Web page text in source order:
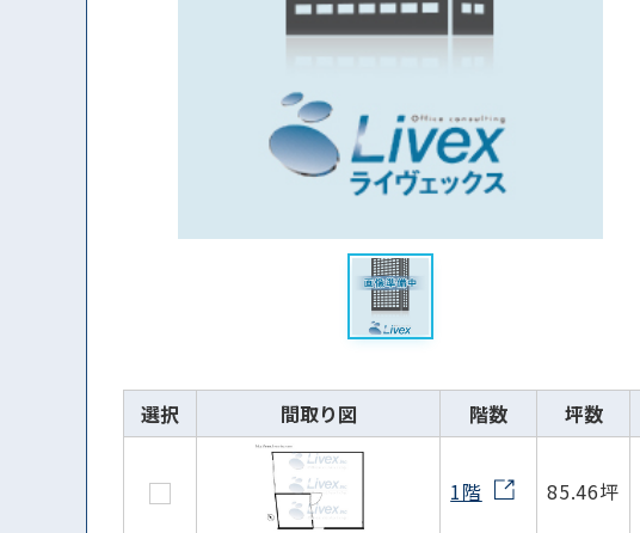
選択 間取り図 階数 坪数
1階 85.46坪